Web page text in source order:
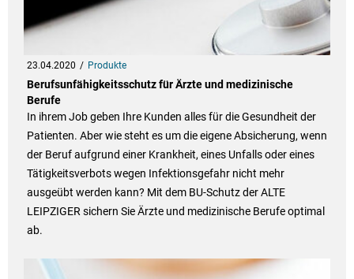
23.04.2020 Produkte
Berufsunfähigkeitsschutz für Ärzte und medizinische
Berufe
In ihrem Job geben Ihre Kunden alles für die Gesundheit der
Patienten. Aber wie steht es um die eigene Absicherung, wenn
der Beruf aufgrund einer Krankheit, eines Unfalls oder eines
Tätigkeitsverbots wegen Infektionsgefahr nicht mehr
ausgeübt werden kann? Mit dem BU-Schutz der ALTE
LEIPZIGER sichern Sie Ärzte und medizinische Berufe optimal
ab.